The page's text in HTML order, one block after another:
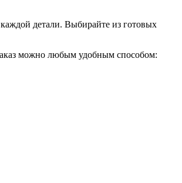
детали. Выбирайте из готовых
можно любым удобным способом: